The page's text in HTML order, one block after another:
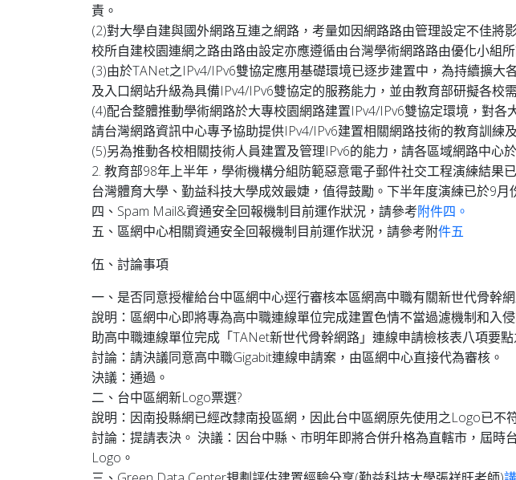
責。
(2)對大學自建與國外網路互連之網路，考量如因網路路由管理設定不佳
校所自建校園連網之路由路由設定亦應遵循由台灣學術網路路由優化小組
(3)由於TANet之IPv4/IPv6雙協定應用基礎環境已逐步建置中，為持續擴
及入口網站升級為具備IPv4/IPv6雙協定的服務能力，並由教育部研擬各校
(4)配合整體推動學術網路於大專校園網路建置IPv4/IPv6雙協定環境，對
請台灣網路資訊中心專予協助提供IPv4/IPv6建置相關網路技術的教育訓練
(5)另為推動各校相關技術人員建置及管理IPv6的能力，請各區域網路中心
2. 教育部98年上半年，學術機構分組防範惡意電子郵件社交工程演練結果
台灣體育大學、勤益科技大學成效最婕，值得鼓勵。下半年度演練已於9
四、Spam Mail&資通安全回報機制目前運作狀況，請參考附件四。
五、區網中心相關資通安全回報機制目前運作狀況，請參考附件五
伍、討論事項
一、是否同意授權給台中區網中心逕行審核本區網高中職有關新世代骨幹
說明：區網中心即將專為高中職連線單位完成建置色情不當過濾機制和入
助高中職連線單位完成「TANet新世代骨幹網路」連線申請檢核表八項要
討論：請決議同意高中職Gigabit連線申請案，由區網中心直接代為審核。
決議：通過。
二、台中區網新Logo票選?
說明：因南投縣網已經改隸南投區網，因此台中區網原先使用之Logo已不
討論：提請表決。 決議：因台中縣、市明年即將合併升格為直轄市，屆
Logo。